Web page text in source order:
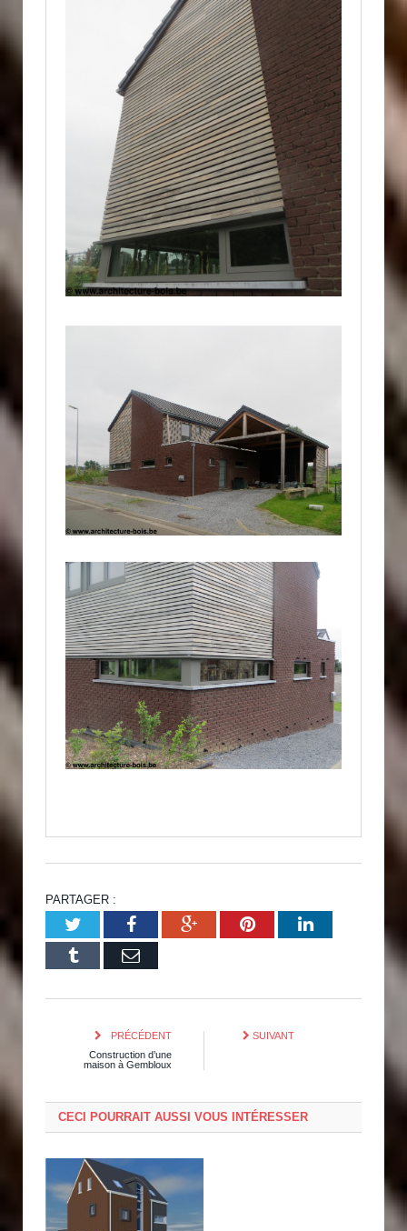
PARTAGER :
TwitterFacebookGoogle+PinterestLinkedIn
Tumblr Email
PRÉCÉDENT
Construction d’une
maison à Gembloux
SUIVANT
CECI POURRAIT AUSSI VOUS INTÉRESSER